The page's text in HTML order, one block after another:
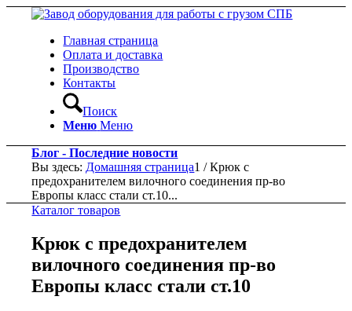
Главная страница
Оплата и доставка
Производство
Контакты
Поиск
Меню Меню
Блог - Последние новости
Вы здесь: Домашняя страница1 / Крюк с
предохранителем вилочного соединения пр-во
Европы класс стали ст.10...
Каталог товаров
Крюк с предохранителем
вилочного соединения пр-во
Европы класс стали ст.10